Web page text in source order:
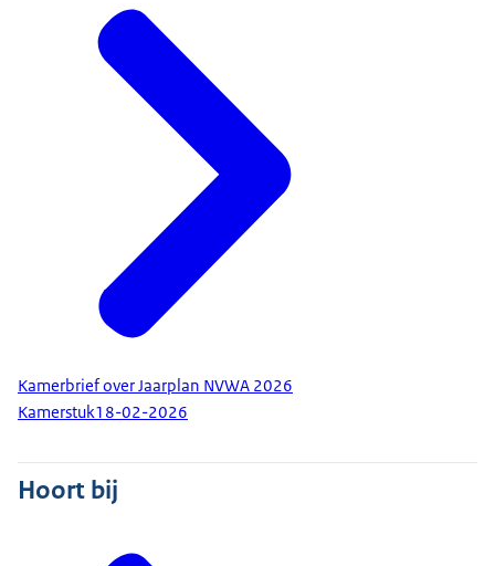
Kamerbrief over Jaarplan NVWA 2026
Kamerstuk18-02-2026
Hoort bij